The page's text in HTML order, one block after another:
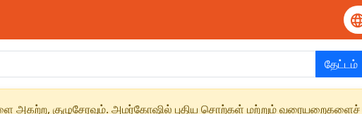
தேட்டம்
குழுசேரவும். அமர்கோஷில் புதிய சொற்கள் மற்றும் வரையறைகளைச்